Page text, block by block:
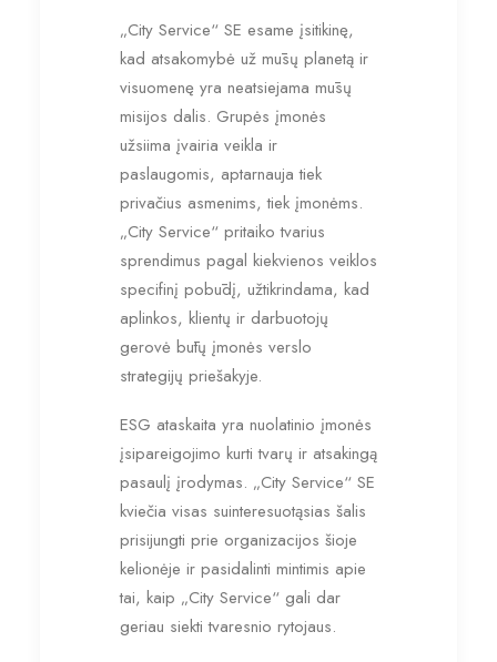
„City Service“ SE esame įsitikinę,
kad atsakomybė už mūsų planetą ir
visuomenę yra neatsiejama mūsų
misijos dalis. Grupės įmonės
užsiima įvairia veikla ir
paslaugomis, aptarnauja tiek
privačius asmenims, tiek įmonėms.
„City Service“ pritaiko tvarius
sprendimus pagal kiekvienos veiklos
specifinį pobūdį, užtikrindama, kad
aplinkos, klientų ir darbuotojų
gerovė būtų įmonės verslo
strategijų priešakyje.
ESG ataskaita yra nuolatinio įmonės
įsipareigojimo kurti tvarų ir atsakingą
pasaulį įrodymas. „City Service“ SE
kviečia visas suinteresuotąsias šalis
prisijungti prie organizacijos šioje
kelionėje ir pasidalinti mintimis apie
tai, kaip „City Service“ gali dar
geriau siekti tvaresnio rytojaus.